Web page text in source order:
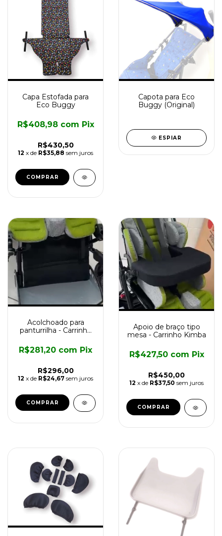
Capa Estofada para
Eco Buggy
R$430,50
R$408,98 com Pix
12 x de R$35,88 sem juros
Capota para Eco
Buggy (Original)
ESPIAR
Acolchoado para
panturrilha - Carrinho
R$296,00
R$281,20 com Pix
12 x de R$24,67 sem juros
Apoio de braço tipo
mesa - Carrinho Kimba
R$450,00
R$427,50 com Pix
12 x de R$37,50 sem juros